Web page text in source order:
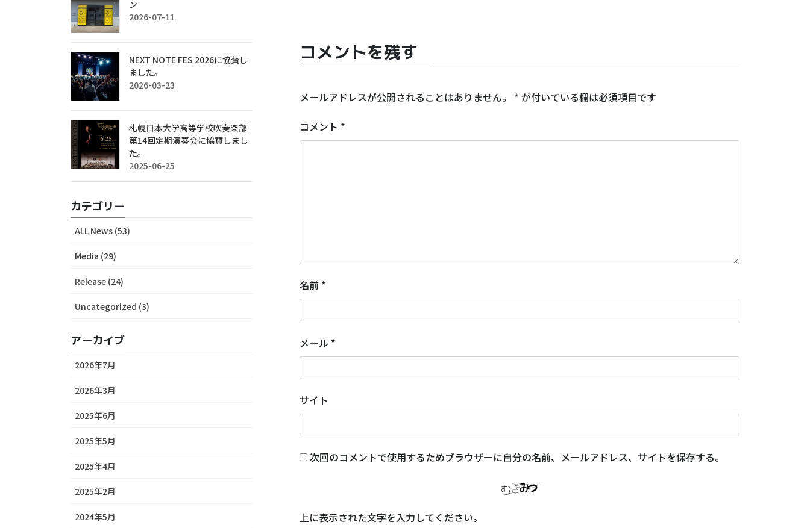
コメントを残す
メールアドレスが公開されることはありません。 * が付いている欄は必須項目です
コメント *
名前 *
メール *
サイト
次回のコメントで使用するためブラウザーに自分の名前、メールアドレス、サイトを保存する。
上に表示された文字を入力してください。
ン
2026-07-11
NEXT NOTE FES 2026に協賛し
ました。
2026-03-23
札幌日本大学高等学校吹奏楽部
第14回定期演奏会に協賛しまし
た。
2025-06-25
カテゴリー
ALL News (53)
Media (29)
Release (24)
Uncategorized (3)
アーカイブ
2026年7月
2026年3月
2025年6月
2025年5月
2025年4月
2025年2月
2024年5月